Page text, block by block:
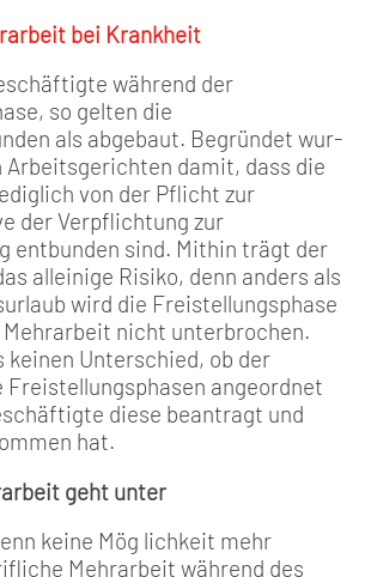
bei Krankheit
wäh­rend der
so gelten die
als abgebaut. Begründet wur­
Arbeitsgerich­ten damit, dass die
von der Pflicht zur
der Verpflichtung zur
entbunden sind. Mithin trägt der
alleinige Risiko, denn anders als
wird die Frei­stellungsphase
Mehrarbeit nicht unterbro­chen.
keinen Unterschied, ob der
Freistellungsphasen angeordnet
diese beantragt und
hat.
geht unter
keine Mög­ lichkeit mehr
Mehrarbeit während des